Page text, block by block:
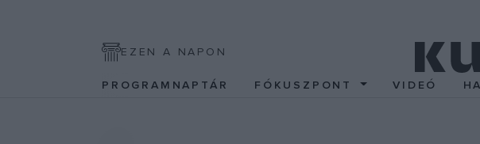
EZEN A NAPON
PROGRAMNAPTÁR FÓKUSZPONT VIDEÓ